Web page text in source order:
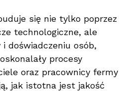
się nie tylko poprzez
technologiczne, ale
doświadczeniu osób,
procesy
oraz pracownicy fermy
jak istotna jest jakość